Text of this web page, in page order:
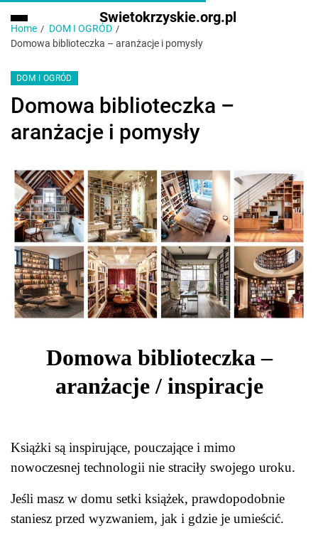
Swietokrzyskie.org.pl
Home
DOM I OGRÓD
Domowa biblioteczka – aranżacje i pomysły
DOM I OGRÓD
Domowa biblioteczka –
aranżacje i pomysły
Domowa biblioteczka –
aranżacje / inspiracje
Książki są inspirujące, pouczające i mimo
nowoczesnej technologii nie straciły swojego uroku.
Jeśli masz w domu setki książek, prawdopodobnie
staniesz przed wyzwaniem, jak i gdzie je umieścić.